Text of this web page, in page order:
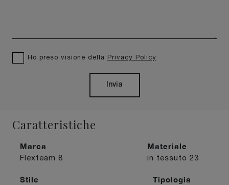
Ho preso visione della Privacy Policy
Invia
Caratteristiche
Marca
Flexteam 8
Materiale
in tessuto 23
Stile Tipologia